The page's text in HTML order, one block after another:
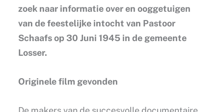
zoek naar informatie over en ooggetuigen
van de feestelijke intocht van Pastoor
Schaafs op 30 Juni 1945 in de gemeente
Losser.
Originele film gevonden